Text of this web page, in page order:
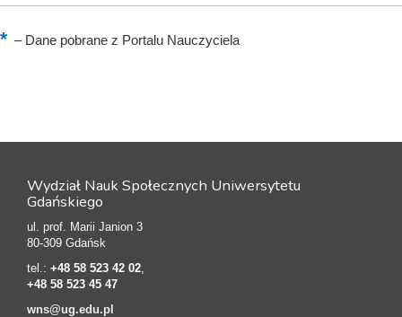
–Dane pobrane z Portalu Nauczyciela
Wydział Nauk Społecznych Uniwersytetu
Gdańskiego
ul. prof. Marii Janion 3
80-309 Gdańsk
tel.: +48 58 523 42 02,
+48 58 523 45 47
wns@ug.edu.pl